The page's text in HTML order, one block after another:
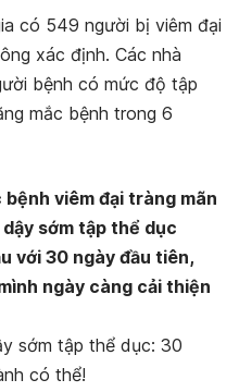
có 549 người bị viêm đại
xác định. Các nhà
bệnh có mức độ tập
mắc bệnh trong 6
viêm đại tràng mãn
sớm tập thể dục
với 30 ngày đầu tiên,
ngày càng cải thiện
sớm tập thể dục: 30
có thể!